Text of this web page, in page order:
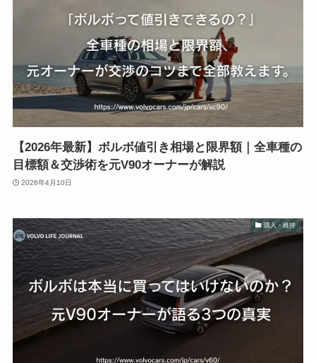
【2026年最新】ボルボ値引き相場と限界額｜全車種の
目標額＆交渉術を元V90オーナーが解説
2026年4月10日
購入・維持